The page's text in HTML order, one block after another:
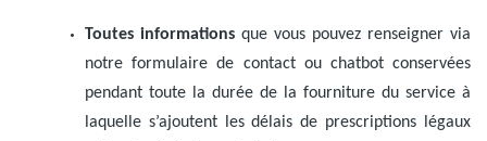
Toutes informations que vous pouvez renseigner via
notre formulaire de contact ou chatbot conservées
pendant toute la durée de la fourniture du service à
laquelle s’ajoutent les délais de prescriptions légaux